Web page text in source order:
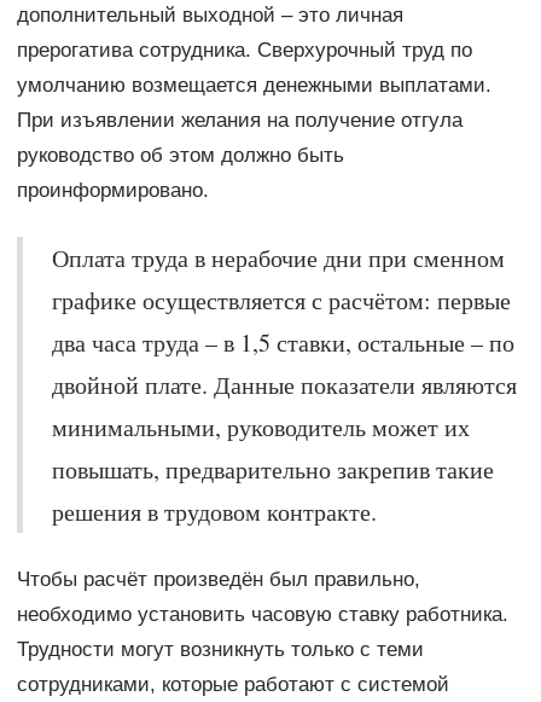
дополнительный выходной – это личная
прерогатива сотрудника. Сверхурочный труд по
умолчанию возмещается денежными выплатами.
При изъявлении желания на получение отгула
руководство об этом должно быть
проинформировано.
Оплата труда в нерабочие дни при сменном
графике осуществляется с расчётом: первые
два часа труда – в 1,5 ставки, остальные – по
двойной плате. Данные показатели являются
минимальными, руководитель может их
повышать, предварительно закрепив такие
решения в трудовом контракте.
Чтобы расчёт произведён был правильно,
необходимо установить часовую ставку работника.
Трудности могут возникнуть только с теми
сотрудниками, которые работают с системой